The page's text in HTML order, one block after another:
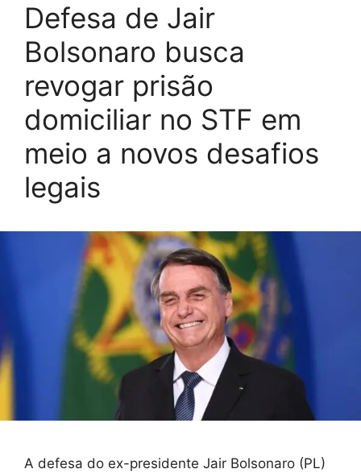
Defesa de Jair
Bolsonaro busca
revogar prisão
domiciliar no STF em
meio a novos desafios
legais
A defesa do ex-presidente Jair Bolsonaro (PL)